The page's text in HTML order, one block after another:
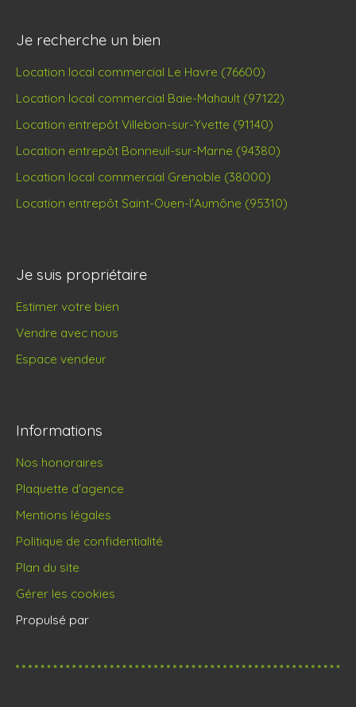
Je recherche un bien
Location local commercial Le Havre (76600)
Location local commercial Baie-Mahault (97122)
Location entrepôt Villebon-sur-Yvette (91140)
Location entrepôt Bonneuil-sur-Marne (94380)
Location local commercial Grenoble (38000)
Location entrepôt Saint-Ouen-l'Aumône (95310)
Je suis propriétaire
Estimer votre bien
Vendre avec nous
Espace vendeur
Informations
Nos honoraires
Plaquette d'agence
Mentions légales
Politique de confidentialité
Plan du site
Gérer les cookies
Propulsé par